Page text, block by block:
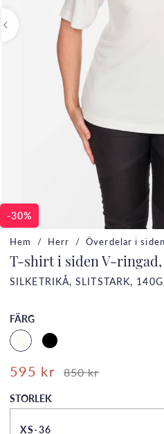
-30%
Hem Herr Överdelar i siden
T-shirt i siden V-ringad,
SILKETRIKÅ, SLITSTARK,
FÄRG
595 kr 850 kr
STORLEK
XS-36